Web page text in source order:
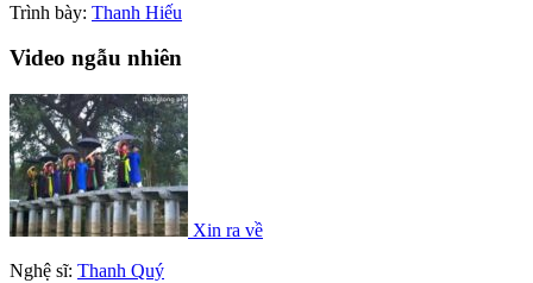
Trình bày: Thanh Hiếu
Video ngẫu nhiên
Xin ra về
Nghệ sĩ: Thanh Quý